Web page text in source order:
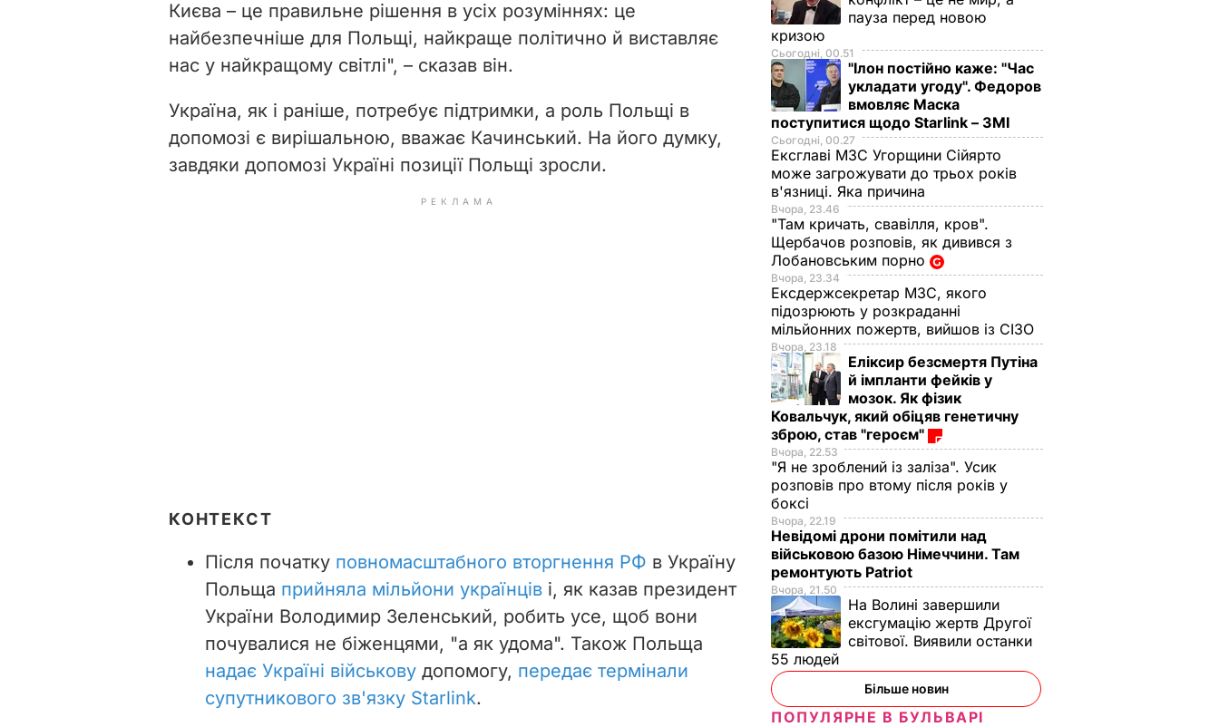
Києва – це правильне рішення в усіх розуміннях: це
найбезпечніше для Польщі, найкраще політично й виставляє
нас у найкращому світлі", – сказав він.
Україна, як і раніше, потребує підтримки, а роль Польщі в
допомозі є вирішальною, вважає Качинський. На його думку,
завдяки допомозі Україні позиції Польщі зросли.
РЕКЛАМА
КОНТЕКСТ
Після початку повномасштабного вторгнення РФ в Україну
Польща прийняла мільйони українців і, як казав президент
України Володимир Зеленський, робить усе, щоб вони
почувалися не біженцями, "а як удома". Також Польща
надає Україні військову допомогу, передає термінали
супутникового зв'язку Starlink.
пауза перед новою
кризою
Сьогодні, 00.51
"Ілон постійно каже: "Час
укладати угоду". Федоров
вмовляє Маска
поступитися щодо Starlink – ЗМІ
Сьогодні, 00.27
Ексглаві МЗС Угорщини Сійярто
може загрожувати до трьох років
в'язниці. Яка причина
Вчора, 23.46
"Там кричать, свавілля, кров".
Щербачов розповів, як дивився з
Лобановським порно
Вчора, 23.34
Ексдержсекретар МЗС, якого
підозрюють у розкраданні
мільйонних пожертв, вийшов із СІЗО
Вчора, 23.18
Еліксир безсмертя Путіна
й імпланти фейків у
мозок. Як фізик
Ковальчук, який обіцяв генетичну
зброю, став "героєм"
Вчора, 22.53
"Я не зроблений із заліза". Усик
розповів про втому після років у
боксі
Вчора, 22.19
Невідомі дрони помітили над
військовою базою Німеччини. Там
ремонтують Patriot
Вчора, 21.50
На Волині завершили
ексгумацію жертв Другої
світової. Виявили останки
55 людей
Більше новин
ПОПУЛЯРНЕ В БУЛЬВАРІ